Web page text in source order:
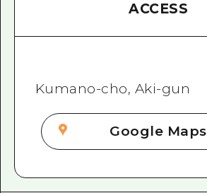
ACCESS
Kumano-cho, Aki-gun
Google Maps